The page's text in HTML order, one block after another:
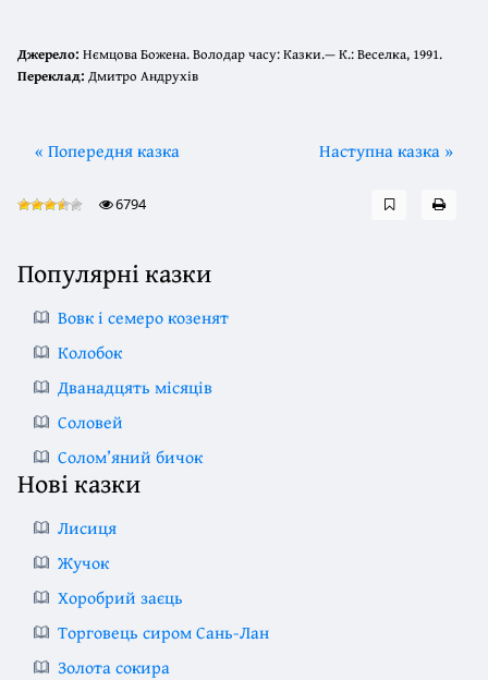
Джерело: Нємцова Божена. Володар часу: Казки.— К.: Веселка, 1991.
Переклад: Дмитро Андрухів
« Попередня казка Наступна казка »
6794
Популярні казки
Вовк і семеро козенят
Колобок
Дванадцять місяців
Соловей
Солом’яний бичок
Нові казки
Лисиця
Жучок
Хоробрий заєць
Торговець сиром Сань-Лан
Золота сокира